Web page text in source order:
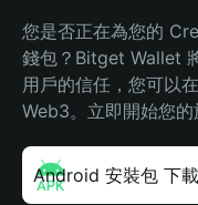
您是否正在為您的
錢包？Bitget Wallet
用戶的信任，您可以
Web3。立即開始您的
Android 安裝包 下載